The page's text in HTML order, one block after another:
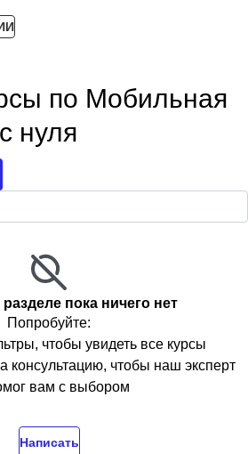
по Мобильная
нуля
пока ничего нет
Попробуйте:
чтобы увидеть все курсы
консультацию, чтобы наш эксперт
вам с выбором
Написать